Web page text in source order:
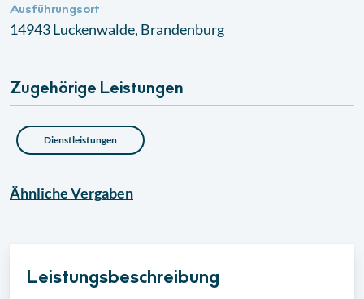
Ausführungsort
14943Luckenwalde, Brandenburg
Zugehörige Leistungen
Dienstleistungen
ÄhnlicheVergaben
Leistungsbeschreibung